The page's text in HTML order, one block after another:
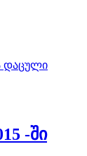
დაცული
-ში